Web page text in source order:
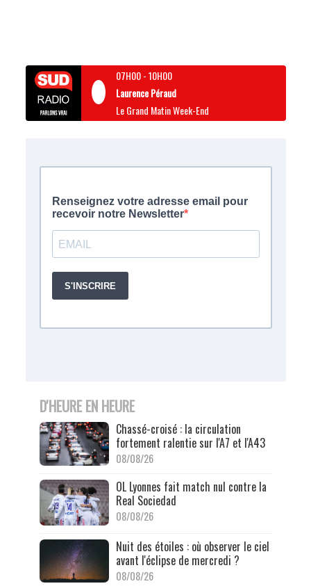
07H00-10H00
Laurence Péraud
Le Grand Matin Week-End
D'HEURE EN HEURE
Chassé-croisé : la circulation
fortement ralentie sur l'A7 et l'A43
08/08/26
OL Lyonnes fait match nul contre la
Real Sociedad
08/08/26
Nuit des étoiles : où observer le ciel
avant l'éclipse de mercredi ?
08/08/26